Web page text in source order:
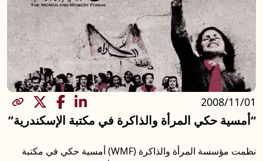
والذاكرة في مكتبة الإسكندرية”
نظمت مؤسسة المرأة والذاكرة (WMF) أمسية حكي في مكتبة